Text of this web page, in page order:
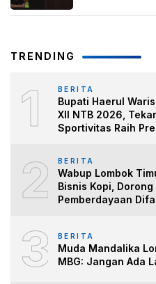
TRENDING
1 BERITA
Bupati Haerul
XII NTB 2026,
Sportivitas Raih
2 BERITA
Wabup Lombok
Bisnis Kopi,
Pemberdayaan
3 BERITA
Muda Mandalika
MBG: Jangan Ada